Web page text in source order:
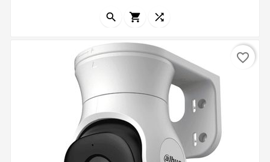
  
favorite_border